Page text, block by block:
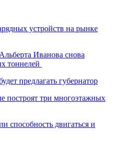
устройств на рынке
Иванова снова
тоннелей
предлагать губернатор
построят три многоэтажных
способность двигаться и